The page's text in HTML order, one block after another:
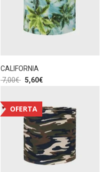
CALIFORNIA
7,00€ 5,60€
OFERTA